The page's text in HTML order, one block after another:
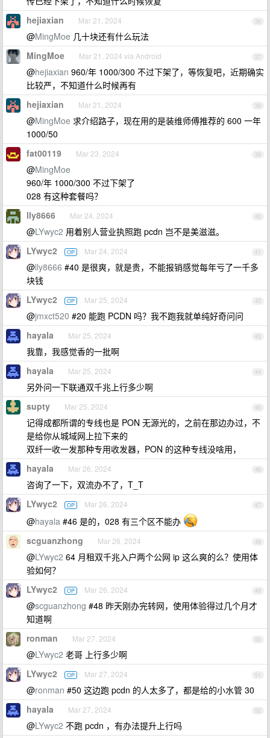
36
hejiaxian Mar 21, 2024
@MingMoe 几十块还有什么玩法
37
MingMoe Mar 21, 2024 via Android
@hejiaxian 960/年 1000/300 不过下架了，等恢复吧，近期确实
比较严，不知道什么时候再有
38
hejiaxian Mar 21, 2024
@MingMoe 求介绍路子，现在用的是装维师傅推荐的 600 一年
1000/50
39
fat00119 Mar 23, 2024
@MingMoe
960/年 1000/300 不过下架了
028 有这种套餐吗？
40
lly8666 Mar 24, 2024
@LYwyc2 用着别人营业执照跑 pcdn 岂不是美滋滋。
41
LYwyc2 OP Mar 24, 2024
@lly8666 #40 是很爽，就是贵，不能报销感觉每年亏了一千多
块钱
42
LYwyc2 OP Mar 25, 2024
@jmxct520 #20 能跑 PCDN 吗？我不跑我就单纯好奇问问
43
hayala Mar 25, 2024
我靠，我感觉香的一批啊
44
hayala Mar 25, 2024
另外问一下联通双千兆上行多少啊
45
supty Mar 25, 2024
记得成都所谓的专线也是 PON 无源光的，之前在那边办过，不
是给你从城域网上拉下来的
双纤一收一发那种专用收发器，PON 的这种专线没啥用，
46
hayala Mar 26, 2024
咨询了一下，双流办不了，T_T
47
LYwyc2 OP Mar 26, 2024
@hayala #46 是的，028 有三个区不能办
48
scguanzhong Mar 26, 2024
@LYwyc2 64 月租双千兆入户两个公网 ip 这么爽的么？使用体
验如何？
49
LYwyc2 OP Mar 26, 2024
@scguanzhong #48 昨天刚办完转网，使用体验得过几个月才
知道啊
50
ronman Mar 27, 2024
@LYwyc2 老哥 上行多少啊
51
LYwyc2 OP Mar 27, 2024
@ronman #50 这边跑 pcdn 的人太多了，都是给的小水管 30
52
hayala Mar 27, 2024
@LYwyc2 不跑 pcdn ，有办法提升上行吗